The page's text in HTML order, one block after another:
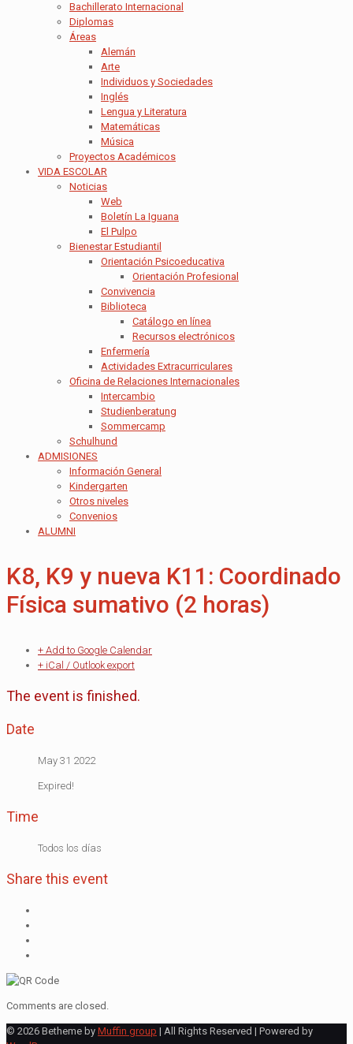
Bachillerato Internacional
Diplomas
Áreas
Alemán
Arte
Individuos y Sociedades
Inglés
Lengua y Literatura
Matemáticas
Música
Proyectos Académicos
VIDA ESCOLAR
Noticias
Web
Boletín La Iguana
El Pulpo
Bienestar Estudiantil
Orientación Psicoeducativa
Orientación Profesional
Convivencia
Biblioteca
Catálogo en línea
Recursos electrónicos
Enfermería
Actividades Extracurriculares
Oficina de Relaciones Internacionales
Intercambio
Studienberatung
Sommercamp
Schulhund
ADMISIONES
Información General
Kindergarten
Otros niveles
Convenios
ALUMNI
K8, K9 y nueva K11: Coordinado
Física sumativo (2 horas)
+ Add to Google Calendar
+ iCal / Outlook export
The event is finished.
Date
May 31 2022
Expired!
Time
Todos los días
Share this event
Comments are closed.
© 2026 Betheme by Muffin group | All Rights Reserved | Powered by